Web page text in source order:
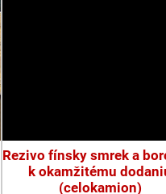
Rezivo fínsky smrek a
k okamžitému
(celokamion)